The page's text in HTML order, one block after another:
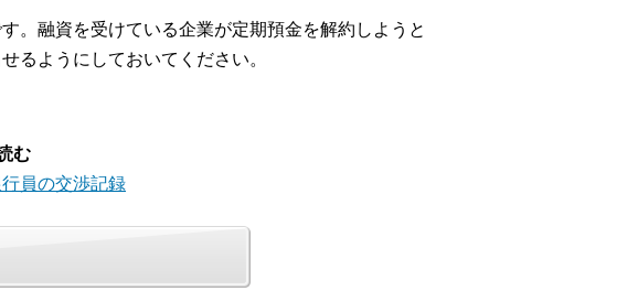
。融資を受けている企業が定期預金を解約しようと
るようにしておいてください。
む
員の交渉記録